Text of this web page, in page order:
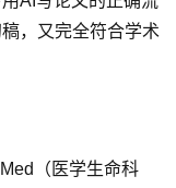
，又完全符合学术
（医学生命科